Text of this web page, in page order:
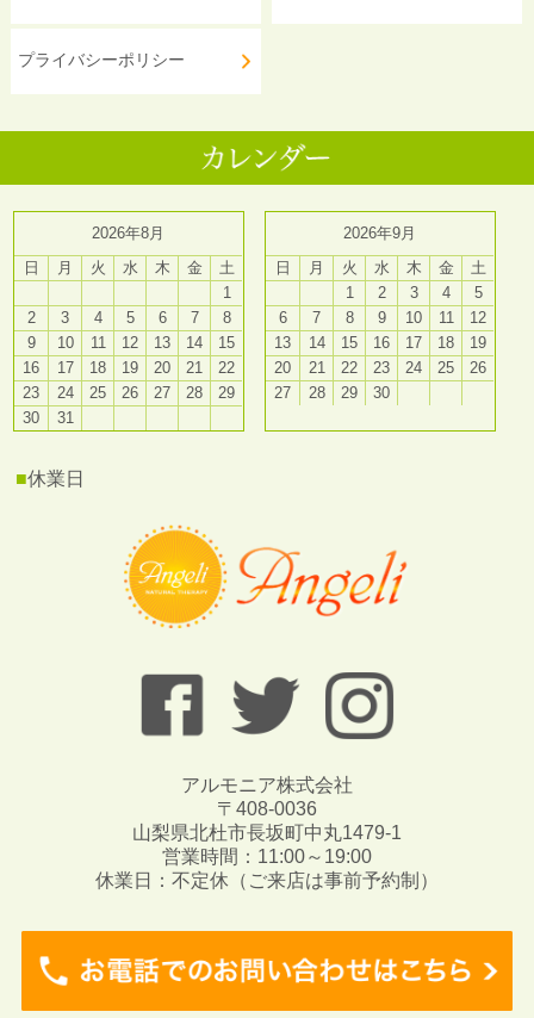
プライバシーポリシー
2026年8月
日
月 火 水 木 金
土
1
2
3 4 5 6 7
8
9
10 11 12 13 14
15
16
17 18 19 20 21
22
23
24 25 26 27 28
29
30
31
2026年9月
日
月 火 水 木 金
土
1
2 3 4
5
6
7 8 9 10 11
12
13
14 15 16 17 18
19
20
21 22 23 24 25
26
27
28 29 30
■休業日
アルモニア株式会社
〒408-0036
山梨県北杜市長坂町中丸1479-1
営業時間：11:00～19:00
休業日：不定休（ご来店は事前予約制）